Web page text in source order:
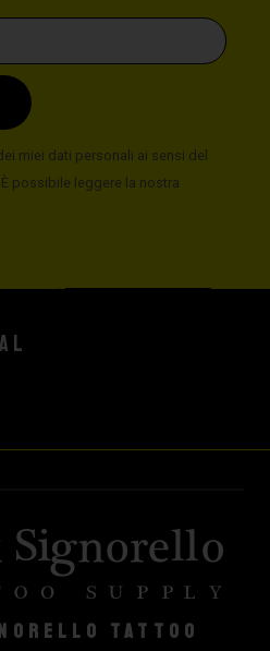
miei dati personali ai sensi del
possibile leggere la nostra
Tattoo